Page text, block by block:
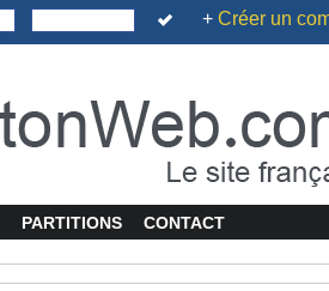
+ Créer un
PARTITIONS CONTACT